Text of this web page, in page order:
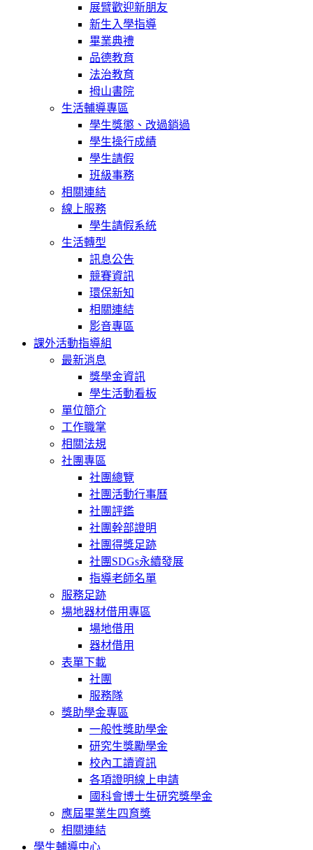
展臂歡迎新朋友
新生入學指導
畢業典禮
品德教育
法治教育
拇山書院
生活輔導專區
學生獎懲、改過銷過
學生操行成績
學生請假
班級事務
相關連結
線上服務
學生請假系統
生活轉型
訊息公告
競賽資訊
環保新知
相關連結
影音專區
課外活動指導組
最新消息
獎學金資訊
學生活動看板
單位簡介
工作職掌
相關法規
社團專區
社團總覽
社團活動行事曆
社團評鑑
社團幹部證明
社團得獎足跡
社團SDGs永續發展
指導老師名單
服務足跡
場地器材借用專區
場地借用
器材借用
表單下載
社團
服務隊
獎助學金專區
一般性獎助學金
研究生獎勵學金
校內工讀資訊
各項證明線上申請
國科會博士生研究獎學金
應屆畢業生四育獎
相關連結
學生輔導中心